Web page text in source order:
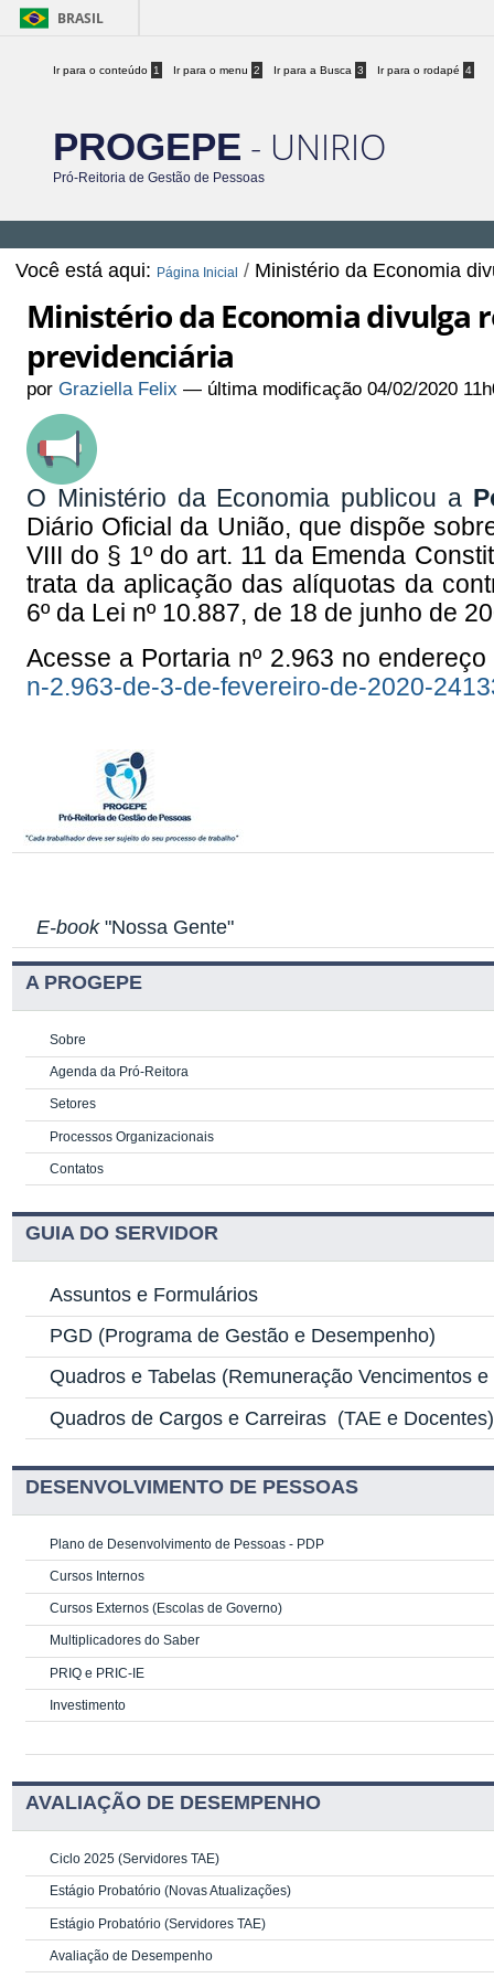
BRASIL
Ir para o conteúdo 1 Ir para o menu 2 Ir para a Busca 3 Ir para o rodapé 4
PROGEPE - UNIRIO
Pró-Reitoria de Gestão de Pessoas
Você está aqui: Página Inicial / Ministério da Economia
Ministério da Economia divulga
previdenciária
porGraziella Felix — última modificação 04/02/2020
O Ministério da Economia publicou a
Diário Oficial da União, que dispõe
VIII do § 1º do art. 11 da Emenda
trata da aplicação das alíquotas da
6º da Lei nº 10.887, de 18 de junho de
Acesse a Portaria nº 2.963 no
n-2.963-de-3-de-fevereiro-de-2020-
E-book"Nossa Gente"
A PROGEPE
Sobre
Agenda da Pró-Reitora
Setores
Processos Organizacionais
Contatos
GUIA DO SERVIDOR
Assuntos e Formulários
PGD (Programa de Gestão e Desempenho)
Quadros e Tabelas (Remuneração Vencimentos
Quadros de Cargos e Carreiras (TAE e Docentes)
DESENVOLVIMENTO DE PESSOAS
Plano de Desenvolvimento de Pessoas - PDP
Cursos Internos
Cursos Externos (Escolas de Governo)
Multiplicadores do Saber
PRIQ e PRIC-IE
Investimento
AVALIAÇÃO DE DESEMPENHO
Ciclo 2025 (Servidores TAE)
Estágio Probatório (Novas Atualizações)
Estágio Probatório (Servidores TAE)
Avaliação de Desempenho